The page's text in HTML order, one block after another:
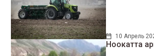
10 Апрель
Ноокатта